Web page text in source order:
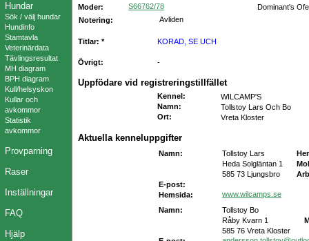
Hundar
Sök / välj hundar
Hundinfo
Stamtavla
Veterinärdata
Tävlingsresultat
MH diagram
BPH diagram
Kull/helsyskon
Kullar och
avkommor
Statistik
avkommor
Provparning
Raser
Inställningar
FAQ
Hjälp
Moder:
S66762/78
Dominant's
Notering:
Avliden
Titlar: * KORAD, SE UCH
Övrigt: -
Uppfödare vid registreringstillfället
Kennel :
WILCAMP'S
Namn:
Tollstoy Lars Och Bo
Ort: Vreta Kloster
Aktuella kenneluppgifter
Namn: Tollstoy Lars
Heda Solgläntan 1
585 73 Ljungsbro
E-post:
Hemsida:
www.wilcamps.se
Namn:
Tollstoy Bo
Råby Kvarn 1
585 76 Vreta Kloster